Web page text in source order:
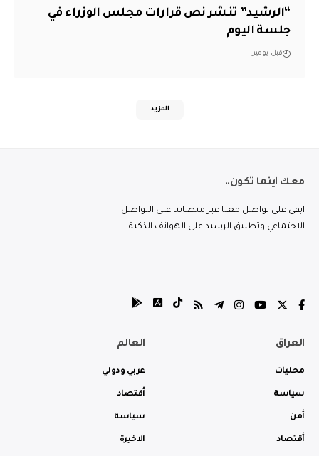
“الرشيد” تنشر نص قرارات مجلس الوزراء في
جلسة اليوم
قبل يومين
المزيد
معك اينما تكون..
ابقى على تواصل معنا عبر منصاتنا على التواصل
الاجتماعي وتطبيق الرشيد على الهواتف الذكية.
العراق
محليات
سياسة
أمن
أقتصاد
العالم
عربي ودولي
أقتصاد
سياسة
الاخيرة